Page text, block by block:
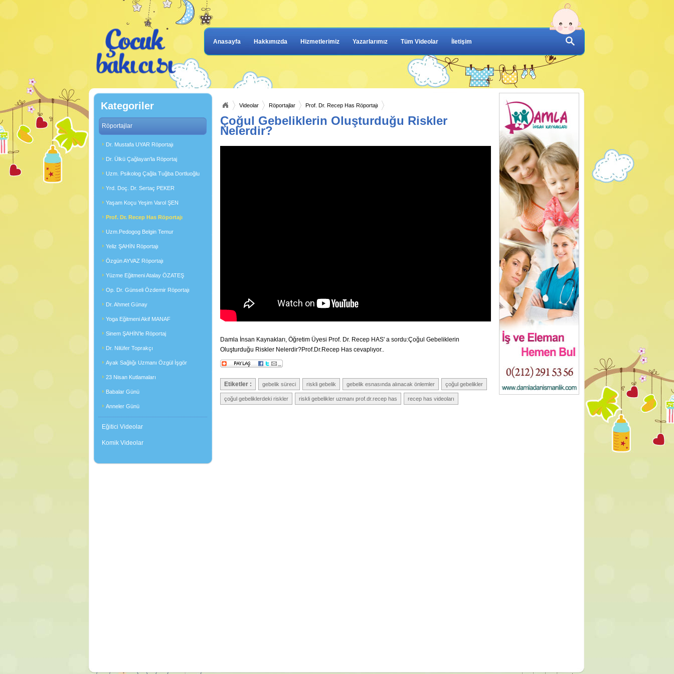
Anasayfa Hakkımızda Hizmetlerimiz Yazarlarımız Tüm Videolar İletişim
Kategoriler
Röportajlar
Dr. Mustafa UYAR Röportajı
Dr. Ülkü Çağlayan'la Röportaj
Uzm. Psikolog Çağla Tuğba Dortluoğlu
Yrd. Doç. Dr. Sertaç PEKER
Yaşam Koçu Yeşim Varol ŞEN
Prof. Dr. Recep Has Röportajı
Uzm.Pedogog Belgin Temur
Yeliz ŞAHİN Röportajı
Özgün AYVAZ Röportajı
Yüzme Eğitmeni Atalay ÖZATEŞ
Op. Dr. Günseli Özdemir Röportajı
Dr. Ahmet Günay
Yoga Eğitmeni Akif MANAF
Sinem ŞAHİN'le Röportaj
Dr. Nilüfer Toprakçı
Ayak Sağlığı Uzmanı Özgül İşgör
23 Nisan Kutlamaları
Babalar Günü
Anneler Günü
Eğitici Videolar
Komik Videolar
Videolar Röportajlar Prof. Dr. Recep Has Röportajı
Çoğul Gebeliklerin Oluşturduğu Riskler
Nelerdir?
Damla İnsan Kaynakları, Öğretim Üyesi Prof. Dr. Recep HAS' a sordu:Çoğul Gebeliklerin
Oluşturduğu Riskler Nelerdir?Prof.Dr.Recep Has cevaplıyor..
Etiketler : gebelik süreci riskli gebelik gebelik esnasında alınacak önlemler çoğul gebelikler
çoğul gebeliklerdeki riskler riskli gebelikler uzmanı prof.dr.recep has recep has videoları